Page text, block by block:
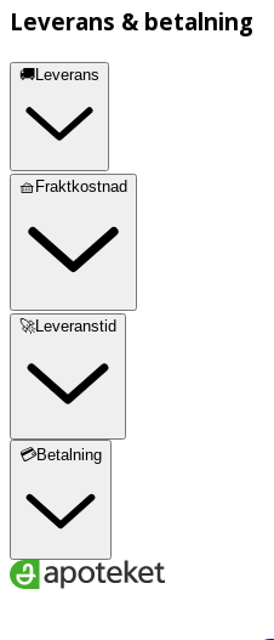
Leverans & betalning
🚚Leverans
🧺Fraktkostnad
🚀Leveranstid
💳Betalning